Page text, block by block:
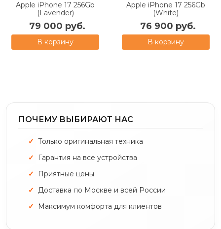
Apple iPhone 17 256Gb
(Lavender)
79 000 руб.
В корзину
Apple iPhone 17 256Gb
(White)
76 900 руб.
В корзину
ПОЧЕМУ ВЫБИРАЮТ НАС
Только оригинальная техника
Гарантия на все устройства
Приятные цены
Доставка по Москве и всей России
Максимум комфорта для клиентов